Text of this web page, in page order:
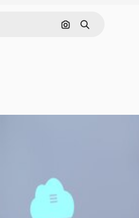
Buscar por imagen
Buscar